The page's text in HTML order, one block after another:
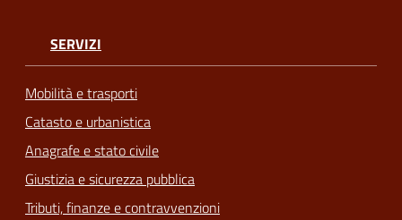
SERVIZI
Mobilità e trasporti
Catasto e urbanistica
Anagrafe e stato civile
Giustizia e sicurezza pubblica
Tributi, finanze e contravvenzioni